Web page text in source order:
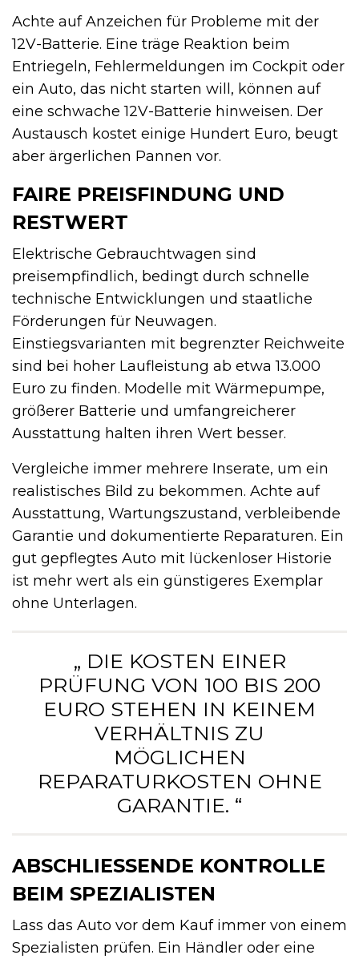
Achte auf Anzeichen für Probleme mit der
12V-Batterie. Eine träge Reaktion beim
Entriegeln, Fehlermeldungen im Cockpit oder
ein Auto, das nicht starten will, können auf
eine schwache 12V-Batterie hinweisen. Der
Austausch kostet einige Hundert Euro, beugt
aber ärgerlichen Pannen vor.
FAIRE PREISFINDUNG UND
RESTWERT
Elektrische Gebrauchtwagen sind
preisempfindlich, bedingt durch schnelle
technische Entwicklungen und staatliche
Förderungen für Neuwagen.
Einstiegsvarianten mit begrenzter Reichweite
sind bei hoher Laufleistung ab etwa 13.000
Euro zu finden. Modelle mit Wärmepumpe,
größerer Batterie und umfangreicherer
Ausstattung halten ihren Wert besser.
Vergleiche immer mehrere Inserate, um ein
realistisches Bild zu bekommen. Achte auf
Ausstattung, Wartungszustand, verbleibende
Garantie und dokumentierte Reparaturen. Ein
gut gepflegtes Auto mit lückenloser Historie
ist mehr wert als ein günstigeres Exemplar
ohne Unterlagen.
„ DIE KOSTEN EINER
PRÜFUNG VON 100 BIS 200
EURO STEHEN IN KEINEM
VERHÄLTNIS ZU
MÖGLICHEN
REPARATURKOSTEN OHNE
GARANTIE. “
ABSCHLIESSENDE KONTROLLE B
EIM SPEZIALISTEN
Lass das Auto vor dem Kauf immer von einem
Spezialisten prüfen. Ein Händler oder eine